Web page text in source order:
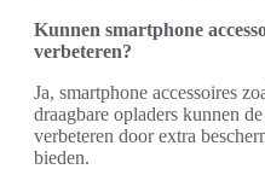
Kunnen smartphone
verbeteren?
Ja, smartphone accessoires
draagbare opladers kunnen
verbeteren door extra
bieden.